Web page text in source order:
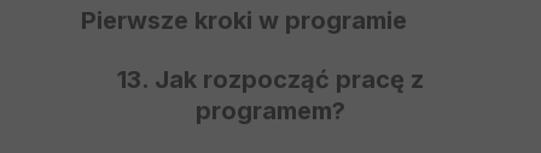
Pierwsze kroki w programie
13. Jak rozpocząć pracę z
programem?